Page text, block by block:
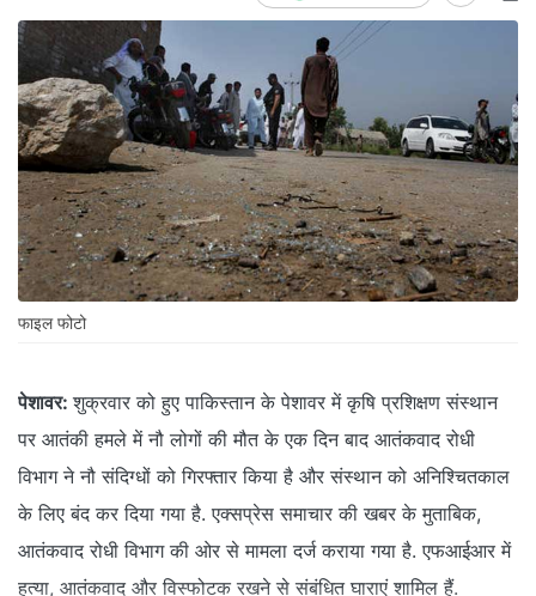
फाइल फोटो
पेशावर: शुक्रवार को हुए पाकिस्तान के पेशावर में कृषि प्रशिक्षण संस्थान
पर आतंकी हमले में नौ लोगों की मौत के एक दिन बाद आतंकवाद रोधी
विभाग ने नौ संदिग्धों को गिरफ्तार किया है और संस्थान को अनिश्चितकाल
के लिए बंद कर दिया गया है. एक्सप्रेस समाचार की खबर के मुताबिक,
आतंकवाद रोधी विभाग की ओर से मामला दर्ज कराया गया है. एफआईआर में
हत्या, आतंकवाद और विस्फोटक रखने से संबंधित घाराएं शामिल हैं.